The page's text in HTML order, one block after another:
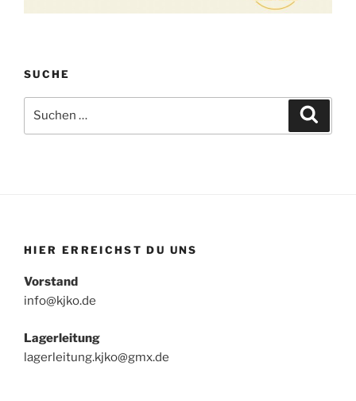
SUCHE
nach:
HIER ERREICHST DU UNS
Vorstand
info@kjko.de
Lagerleitung
lagerleitung.kjko@gmx.de